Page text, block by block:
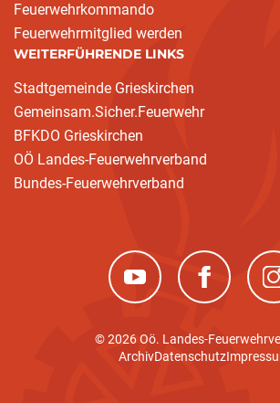
Feuerwehrkommando
Feuerwehrmitglied werden
WEITERFÜHRENDE LINKS
Stadtgemeinde Grieskirchen
Gemeinsam.Sicher.Feuerwehr
BFKDO Grieskirchen
OÖ Landes-Feuerwehrverband
Bundes-Feuerwehrverband
(neues Fenster)(neues
© 2026 Oö. Landes-
ArchivDatenschutz